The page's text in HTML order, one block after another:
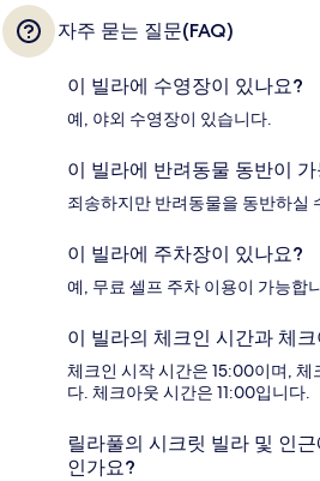
자주 묻는 질문(FAQ)
이 빌라에 수영장이 있나요?
예, 야외 수영장이 있습니다.
이 빌라에 반려동물 동반이
죄송하지만 반려동물을 동반하실
이 빌라에 주차장이 있나요?
예, 무료 셀프 주차 이용이 가능합
이 빌라의 체크인 시간과 체
체크인 시작 시간은 15:00이며, 체
다. 체크아웃 시간은 11:00입니다.
릴라풀의 시크릿 빌라 및 인
인가요?